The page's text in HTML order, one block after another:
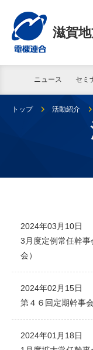
滋賀
ニュース セミ
トップ 活動紹介
2024年03月10日
3月度定例常任幹
会）
2024年02月15日
第４６回定期幹事会
2024年01月18日